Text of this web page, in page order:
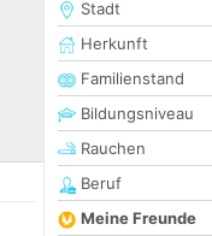
Stadt
Herkunft
Familienstand
Bildungsniveau
Rauchen
Beruf
Meine Freunde